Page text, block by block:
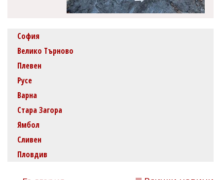
София
Велико Търново
Плевен
Русе
Варна
Стара Загора
Ямбол
Сливен
Пловдив